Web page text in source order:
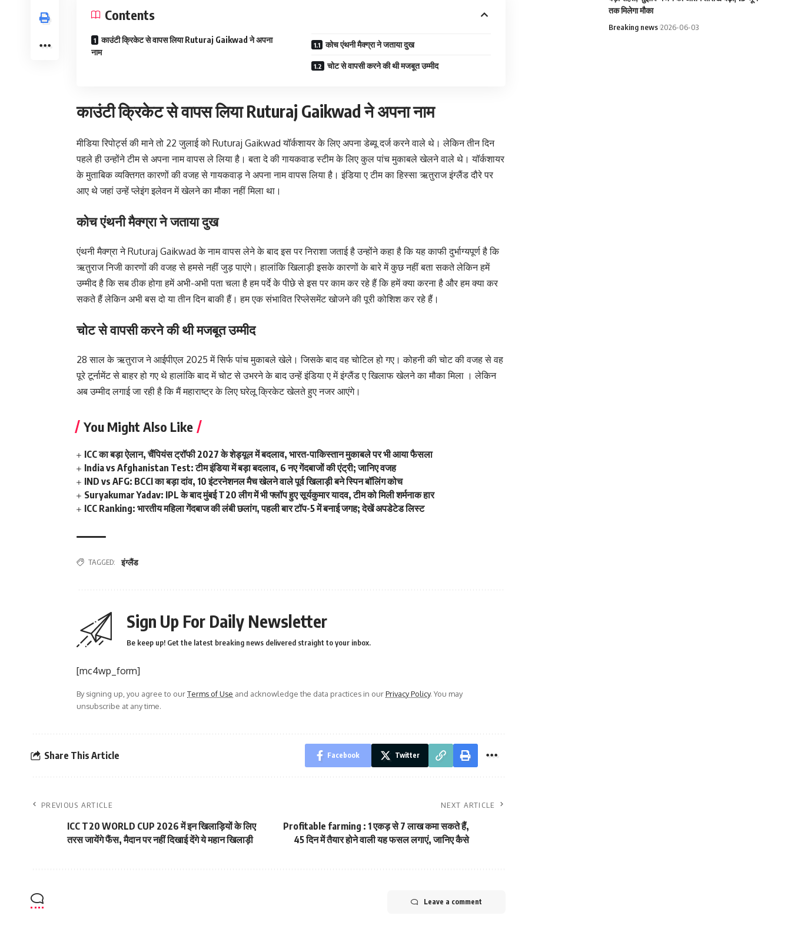
Contents
काउंटी क्रिकेट से वापस लिया Ruturaj Gaikwad ने अपना
नाम
कोच एंथनी मैक्ग्रा ने जताया दुख
चोट से वापसी करने की थी मजबूत उम्मीद
काउंटी क्रिकेट से वापस लिया Ruturaj Gaikwad ने अपना नाम
मीडिया रिपोर्ट्स की माने तो 22 जुलाई को Ruturaj Gaikwad यॉर्कशायर के लिए अपना डेब्यू दर्ज करने वाले थे। लेकिन तीन दिन
पहले ही उन्होंने टीम से अपना नाम वापस ले लिया है। बता दे की गायकवाड स्टीम के लिए कुल पांच मुकाबले खेलने वाले थे। यॉर्कशायर
के मुताबिक व्यक्तिगत कारणों की वजह से गायकवाड़ ने अपना नाम वापस लिया है। इंडिया ए टीम का हिस्सा ऋतुराज इंग्लैंड दौरे पर
आए थे जहां उन्हें प्लेइंग इलेवन में खेलने का मौका नहीं मिला था।
कोच एंथनी मैक्ग्रा ने जताया दुख
एंथनी मैक्ग्रा ने Ruturaj Gaikwad के नाम वापस लेने के बाद इस पर निराशा जताई है उन्होंने कहा है कि यह काफी दुर्भाग्यपूर्ण है कि
ऋतुराज निजी कारणों की वजह से हमसे नहीं जुड़ पाएंगे। हालांकि खिलाड़ी इसके कारणों के बारे में कुछ नहीं बता सकते लेकिन हमें
उम्मीद है कि सब ठीक होगा हमें अभी-अभी पता चला है हम पर्दे के पीछे से इस पर काम कर रहे हैं कि हमें क्या करना है और हम क्या कर
सकते हैं लेकिन अभी बस दो या तीन दिन बाकी हैं। हम एक संभावित रिप्लेसमेंट खोजने की पूरी कोशिश कर रहे हैं।
चोट से वापसी करने की थी मजबूत उम्मीद
28 साल के ऋतुराज ने आईपीएल 2025 में सिर्फ पांच मुकाबले खेले। जिसके बाद वह चोटिल हो गए। कोहनी की चोट की वजह से वह
पूरे टूर्नामेंट से बाहर हो गए थे हालांकि बाद में चोट से उभरने के बाद उन्हें इंडिया ए में इंग्लैंड ए खिलाफ खेलने का मौका मिला । लेकिन
अब उम्मीद लगाई जा रही है कि मैं महाराष्ट्र के लिए घरेलू क्रिकेट खेलते हुए नजर आएंगे।
You Might Also Like
ICC का बड़ा ऐलान, चैंपियंस ट्रॉफी 2027 के शेड्यूल में बदलाव, भारत-पाकिस्तान मुकाबले पर भी आया फैसला
India vs Afghanistan Test: टीम इंडिया में बड़ा बदलाव, 6 नए गेंदबाजों की एंट्री; जानिए वजह
IND vs AFG: BCCI का बड़ा दांव, 10 इंटरनेशनल मैच खेलने वाले पूर्व खिलाड़ी बने स्पिन बॉलिंग कोच
Suryakumar Yadav: IPL के बाद मुंबई T20 लीग में भी फ्लॉप हुए सूर्यकुमार यादव, टीम को मिली शर्मनाक हार
ICC Ranking: भारतीय महिला गेंदबाज की लंबी छलांग, पहली बार टॉप-5 में बनाई जगह; देखें अपडेटेड लिस्ट
TAGGED: इंग्लैंड
Sign Up For Daily Newsletter
Be keep up! Get the latest breaking news delivered straight to your inbox.
[mc4wp_form]
By signing up, you agree to ourTerms of Use and acknowledge the data practices in ourPrivacy Policy. You may
unsubscribe at any time.
Share This Article Facebook Twitter
PREVIOUS ARTICLE
ICC T20 WORLD CUP 2026 में इन खिलाड़ियों के लिए
तरस जायेंगे फैंस, मैदान पर नहीं दिखाई देंगे ये महान खिलाड़ी
NEXT ARTICLE
Profitable farming : 1 एकड़ से 7 लाख कमा सकते हैं,
45 दिन में तैयार होने वाली यह फसल लगाएं, जानिए कैसे
Leave a comment
तक मिलेगा मौका
Breaking news 2026-06-03